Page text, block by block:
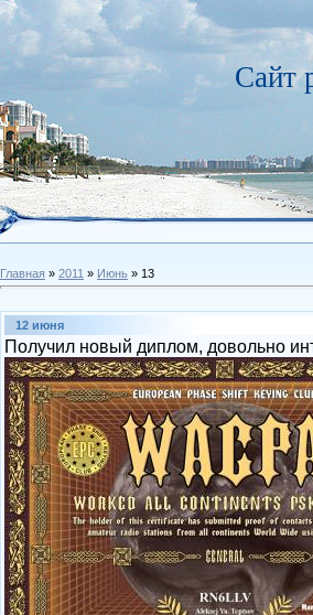
Сайт
Главная » 2011 » Июнь » 13
12 июня
Получил новый диплом, довольно